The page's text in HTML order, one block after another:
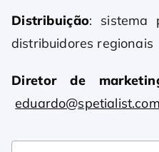
Distribuição: sistema
distribuidores regionais
Diretor de